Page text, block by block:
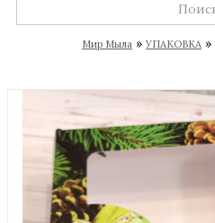
Мир Мыла » УПАКОВКА »